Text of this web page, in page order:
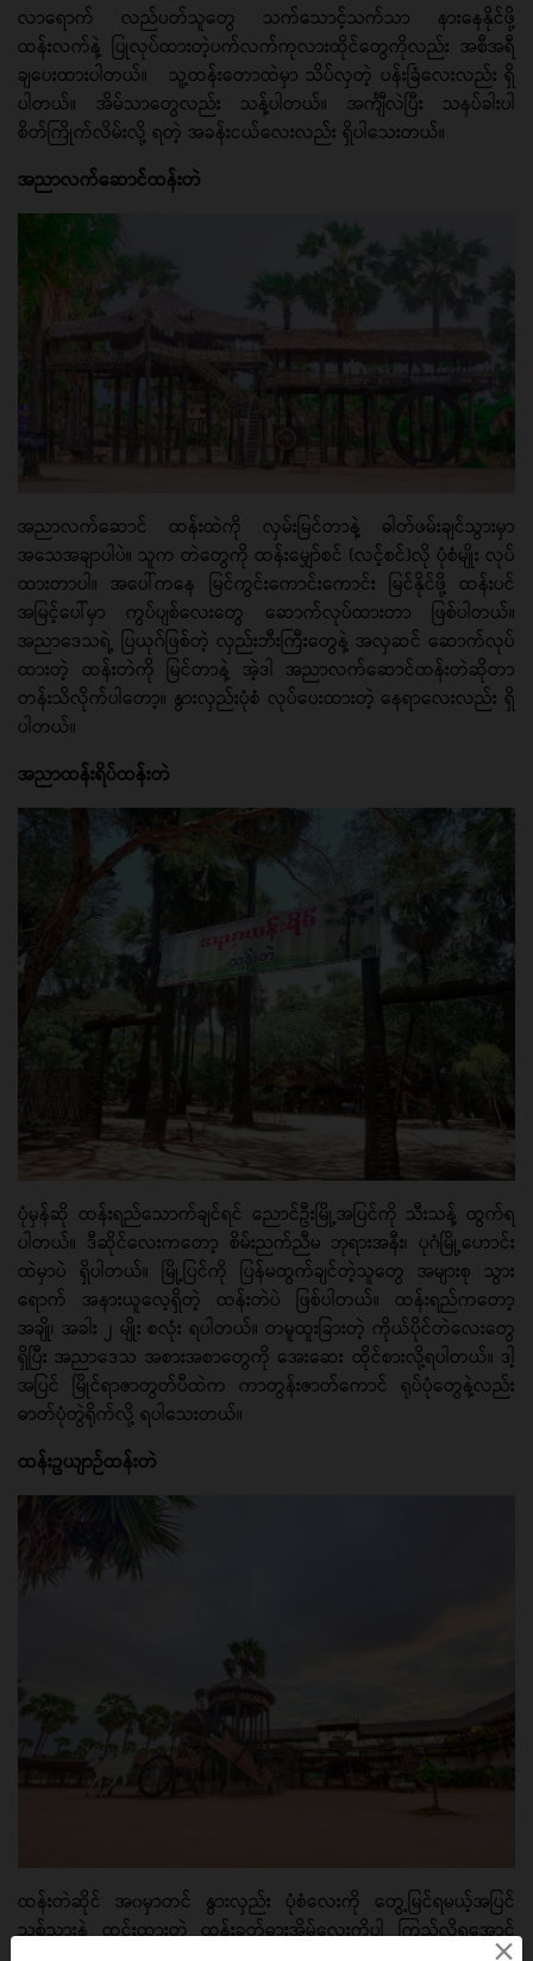
×
လာရောက် လည်ပတ်သူတွေ သက်သောင့်သက်သာ နားနေနိုင်ဖို့
ထန်းလက်နဲ့ ပြုလုပ်ထားတဲ့ပက်လက်ကုလားထိုင်တွေကိုလည်း အစီအရီ
ချပေးထားပါတယ်။ သူ့ထန်းတောထဲမှာ သိပ်လှတဲ့ ပန်းခြံလေးလည်း ရှိ
ပါတယ်။ အိမ်သာတွေလည်း သန့်ပါတယ်။ အင်္ကျီလဲပြီး သနပ်ခါးပါ
စိတ်ကြိုက်လိမ်းလို့ ရတဲ့ အခန်းငယ်လေးလည်း ရှိပါသေးတယ်။
အညာလက်ဆောင်ထန်းတဲ
အညာလက်ဆောင် ထန်းထဲကို လှမ်းမြင်တာနဲ့ ဓါတ်ဖမ်းချင်သွားမှာ
အသေအချာပါပဲ။ သူက တဲတွေကို ထန်းမျှော်စင် (လင့်စင်)လို ပုံစံမျိုး လုပ်
ထားတာပါ။ အပေါ်ကနေ မြင်ကွင်းကောင်းကောင်း မြင်နိုင်ဖို့ ထန်းပင်
အမြင့်ပေါ်မှာ ကွပ်ပျစ်လေးတွေ ဆောက်လုပ်ထားတာ ဖြစ်ပါတယ်။
အညာဒေသရဲ့ ပြယုဂ်ဖြစ်တဲ့ လှည်းဘီးကြီးတွေနဲ့ အလှဆင် ဆောက်လုပ်
ထားတဲ့ ထန်းတဲကို မြင်တာနဲ့ အဲ့ဒါ အညာလက်ဆောင်ထန်းတဲဆိုတာ
တန်းသိလိုက်ပါတော့။ နွားလှည်းပုံစံ လုပ်ပေးထားတဲ့ နေရာလေးလည်း ရှိ
ပါတယ်။
အညာထန်းရိပ်ထန်းတဲ
ပုံမှန်ဆို ထန်းရည်သောက်ချင်ရင် ညောင်ဦးမြို့အပြင်ကို သီးသန့် ထွက်ရ
ပါတယ်။ ဒီဆိုင်လေးကတော့ စိမ်းညက်ညီမ ဘုရားအနီး၊ ပုဂံမြို့ဟောင်း
ထဲမှာပဲ ရှိပါတယ်။ မြို့ပြင်ကို ပြန်မထွက်ချင်တဲ့သူ​တွေ အများစု သွား​
ရောက် အနားယူ​လေ့ရှိတဲ့ ထန်းတဲပဲ ဖြစ်ပါတယ်။ ထန်းရည်ကတော့
အချို၊ အခါး ၂ မျိုး စလုံး ရပါတယ်။ တမူထူးခြားတဲ့ ကိုယ်ပိုင်တဲလေးတွေ
ရှိပြီး အညာဒေသ အစားအစာတွေကို အေးဆေး ထိုင်စားလို့ရပါတယ်။ ဒါ့
အပြင် မြိုင်ရာဇာတွတ်ပီထဲက ကာတွန်းဇာတ်ကောင် ရုပ်ပုံတွေနဲ့လည်း
ဓာတ်ပုံတွဲရိုက်လို့ ရပါသေးတယ်။
ထန်းဥယျာဉ်ထန်းတဲ
ထန်းတဲဆိုင် အ၀မှာတင် နွားလှည်း ပုံစံလေးကို တွေ့မြင်ရမယ့်အပြင်
သစ်သားနဲ့ ထွင်းထားတဲ့ ထန်းခုတ်ဓားအိမ်လေးကိုပါ ကြည့်လို့ရအောင်